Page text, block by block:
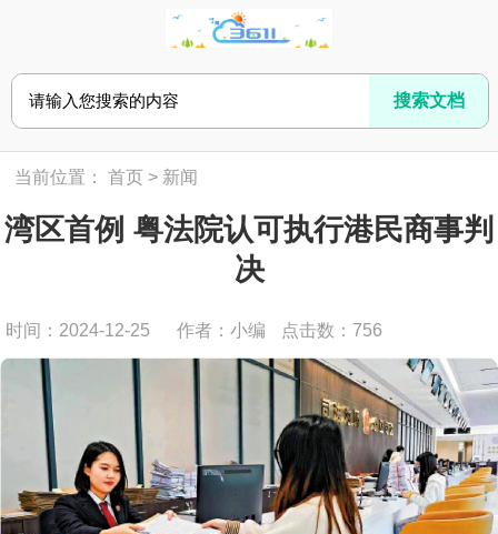
当前位置：首页 > 新闻
湾区首例 粤法院认可执行港民商事判
决
时间：2024-12-25 作者：小编 点击数： 756